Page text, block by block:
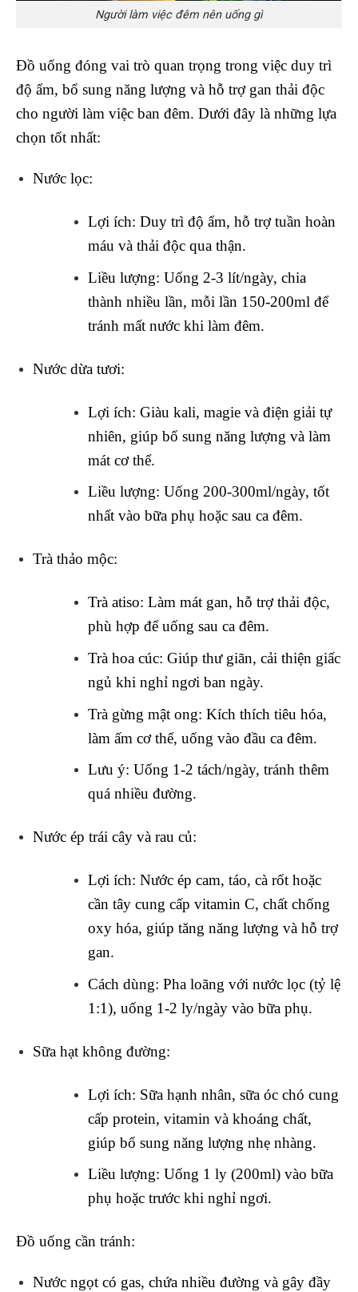
Người làm việc đêm nên uống gì
Đồ uống đóng vai trò quan trọng trong việc duy trì
độ ẩm, bổ sung năng lượng và hỗ trợ gan thải độc
cho người làm việc ban đêm. Dưới đây là những lựa
chọn tốt nhất:
Nước lọc:
Lợi ích: Duy trì độ ẩm, hỗ trợ tuần hoàn
máu và thải độc qua thận.
Liều lượng: Uống 2-3 lít/ngày, chia
thành nhiều lần, mỗi lần 150-200ml để
tránh mất nước khi làm đêm.
Nước dừa tươi:
Lợi ích: Giàu kali, magie và điện giải tự
nhiên, giúp bổ sung năng lượng và làm
mát cơ thể.
Liều lượng: Uống 200-300ml/ngày, tốt
nhất vào bữa phụ hoặc sau ca đêm.
Trà thảo mộc:
Trà atiso: Làm mát gan, hỗ trợ thải độc,
phù hợp để uống sau ca đêm.
Trà hoa cúc: Giúp thư giãn, cải thiện giấc
ngủ khi nghỉ ngơi ban ngày.
Trà gừng mật ong: Kích thích tiêu hóa,
làm ấm cơ thể, uống vào đầu ca đêm.
Lưu ý: Uống 1-2 tách/ngày, tránh thêm
quá nhiều đường.
Nước ép trái cây và rau củ:
Lợi ích: Nước ép cam, táo, cà rốt hoặc
cần tây cung cấp vitamin C, chất chống
oxy hóa, giúp tăng năng lượng và hỗ trợ
gan.
Cách dùng: Pha loãng với nước lọc (tỷ lệ
1:1), uống 1-2 ly/ngày vào bữa phụ.
Sữa hạt không đường:
Lợi ích: Sữa hạnh nhân, sữa óc chó cung
cấp protein, vitamin và khoáng chất,
giúp bổ sung năng lượng nhẹ nhàng.
Liều lượng: Uống 1 ly (200ml) vào bữa
phụ hoặc trước khi nghỉ ngơi.
Đồ uống cần tránh:
Nước ngọt có gas, chứa nhiều đường và gây đầy